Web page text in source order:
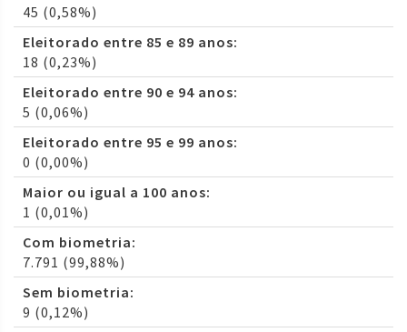
45 (0,58%)
Eleitorado entre 85 e 89 anos:
18 (0,23%)
Eleitorado entre 90 e 94 anos:
5 (0,06%)
Eleitorado entre 95 e 99 anos:
0 (0,00%)
Maior ou igual a 100 anos:
1 (0,01%)
Com biometria:
7.791 (99,88%)
Sem biometria:
9 (0,12%)